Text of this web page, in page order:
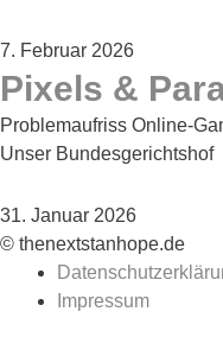
7. Februar 2026
Pixels &
Problemaufriss Online-
Unser Bundesgerichtshof
31. Januar 2026
© thenextstanhope.de
Impressum